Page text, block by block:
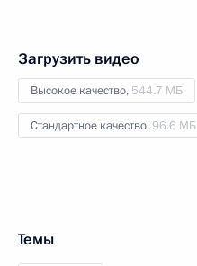
Загрузить видео
Высокое качество, 544.7 МБ
Стандартное качество,96.6 МБ
Темы